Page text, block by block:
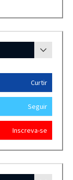
Curtir
Seguir
Inscreva-se